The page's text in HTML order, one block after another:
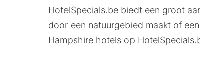
HotelSpecials.be biedt een groot
door een natuurgebied maakt of
Hampshire hotels op